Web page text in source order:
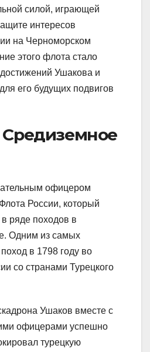
силой, играющей
интересов
на Черноморском
этого флота стало
Ушакова и
его будущих подвигов
офицером
России, который
ряде походов в
Одним из самых
в 1798 году во
со странами Турецкого
Ушаков вместе с
офицерами успешно
турецкую